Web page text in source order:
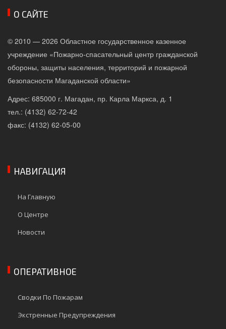
О САЙТЕ
© 2010 — 2026 Областное государственное казенное
учреждение «Пожарно-спасательный центр гражданской
обороны, защиты населения, территорий и пожарной
безопасности Магаданской области»
Адрес: 685000 г. Магадан, пр. Карла Маркса, д. 1
тел.: (4132) 62-72-42
факс: (4132) 62-05-00
НАВИГАЦИЯ
На Главную
О Центре
Новости
ОПЕРАТИВНОЕ
Сводки По Пожарам
Экстренные Предупреждения